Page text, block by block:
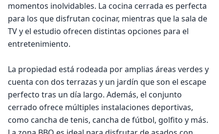
momentos inolvidables. La cocina cerrada es perfecta
para los que disfrutan cocinar, mientras que la sala de
TV y el estudio ofrecen distintas opciones para el
entretenimiento.
La propiedad está rodeada por amplias áreas verdes y
cuenta con dos terrazas y un jardín que son el escape
perfecto tras un día largo. Además, el conjunto
cerrado ofrece múltiples instalaciones deportivas,
como cancha de tenis, cancha de fútbol, golfito y más.